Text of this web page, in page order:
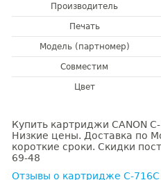
Производитель
Печать
Модель (партномер)
Совместим
Цвет
Купить картриджи CANON
Низкие цены. Доставка по
короткие сроки. Скидки
69-48
Отзывы о картридже C-716C